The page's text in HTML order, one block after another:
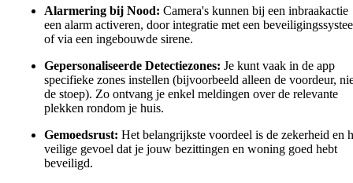
Alarmering bij Nood: Camera's kunnen bij een inbraakactie
een alarm activeren, door integratie met een
of via een ingebouwde sirene.
Gepersonaliseerde Detectiezones: Je kunt vaak in de app
specifieke zones instellen (bijvoorbeeld alleen de voordeur,
de stoep). Zo ontvang je enkel meldingen over de relevante
plekken rondom je huis.
Gemoedsrust: Het belangrijkste voordeel is de zekerheid en
veilige gevoel dat je jouw bezittingen en woning goed hebt
beveiligd.